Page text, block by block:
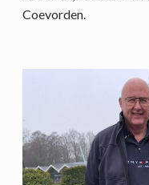
Coevorden.